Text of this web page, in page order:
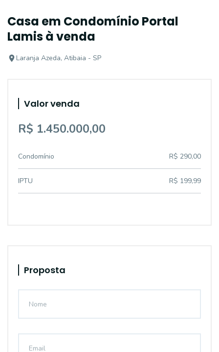
Casa em Condomínio Portal
Lamis à venda
Laranja Azeda, Atibaia - SP
Valor venda
R$ 1.450.000,00
Condomínio R$ 290,00
IPTU R$ 199,99
Proposta